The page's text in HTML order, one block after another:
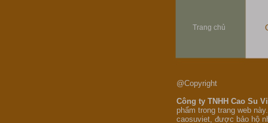
Trang chủ
@Copyright
Công ty TNHH Cao Su
phẩm trong trang web
caosuviet, được bảo hộ